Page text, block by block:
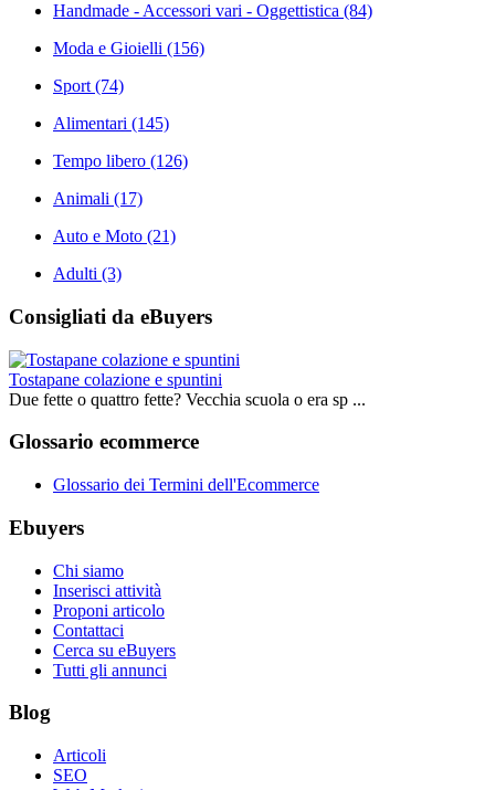
Handmade - Accessori vari - Oggettistica (84)
Moda e Gioielli (156)
Sport (74)
Alimentari (145)
Tempo libero (126)
Animali (17)
Auto e Moto (21)
Adulti (3)
Consigliati da eBuyers
Tostapane colazione e spuntini
Due fette o quattro fette? Vecchia scuola o era sp ...
Glossario ecommerce
Glossario dei Termini dell'Ecommerce
Ebuyers
Chi siamo
Inserisci attività
Proponi articolo
Contattaci
Cerca su eBuyers
Tutti gli annunci
Blog
Articoli
SEO